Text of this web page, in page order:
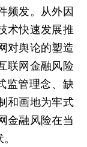
频发。从外因
术快速发展推
对舆论的塑造
联网金融风险
监管理念、缺
和画地为牢式
金融风险在当